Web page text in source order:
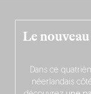
Le
Dans ce
néerlandais